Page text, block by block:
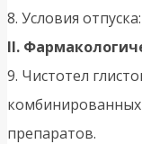
8. Условия
II.
9. Чистотел
препаратов.